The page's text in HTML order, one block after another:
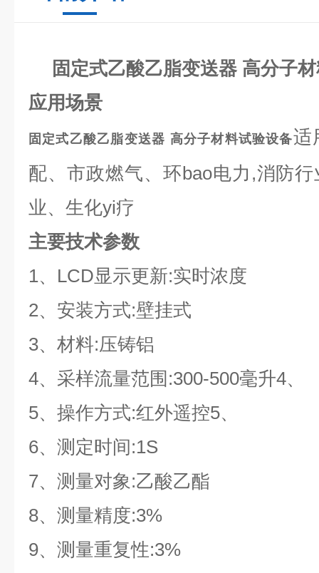
固定式乙酸乙脂变送器 高分子
应用场景
固定式乙酸乙脂变送器 高分子材料试验设备适
配、市政燃气、环bao电力,消防
业、生化yi疗
主要技术参数
1、LCD显示更新:实时浓度
2、安装方式:壁挂式
3、材料:压铸铝
4、采样流量范围:300-500毫升4、
5、操作方式:红外遥控5、
6、测定时间:1S
7、测量对象:乙酸乙酯
8、测量精度:3%
9、测量重复性:3%